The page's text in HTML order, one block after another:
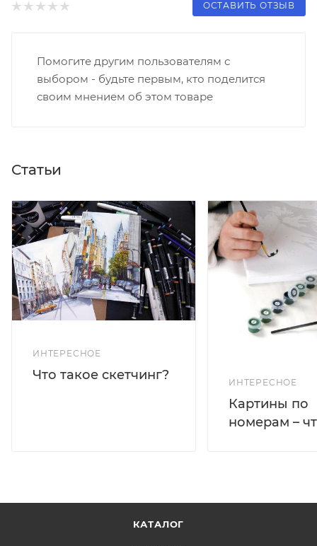
ОСТАВИТЬ ОТЗЫВ
Помогите другим пользователям с
выбором - будьте первым, кто поделится
своим мнением об этом товаре
Статьи
ИНТЕРЕСНОЕ
Что такое скетчинг?
ИНТЕРЕСНОЕ
Картины по
номерам –
КАТАЛОГ